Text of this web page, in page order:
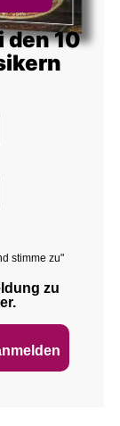
den 10
stimme zu"
zu